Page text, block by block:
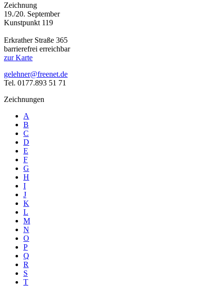
Zeichnung
19./20. September
Kunstpunkt 119
Erkrather Straße 365
barrierefrei erreichbar
zur Karte
gelehner@freenet.de
Tel. 0177.893 51 71
Zeichnungen
A
B
C
D
E
F
G
H
I
J
K
L
M
N
O
P
Q
R
S
T